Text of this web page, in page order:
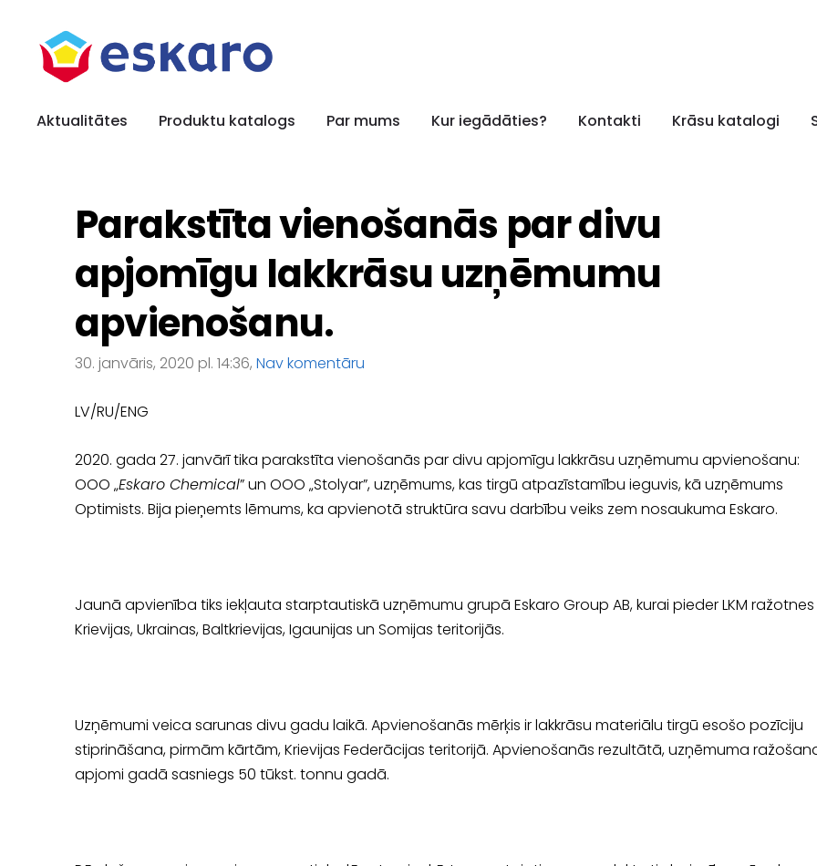
Aktualitātes Produktu katalogs Par mums Kur iegādāties? Kontakti Krāsu katalogi
Parakstīta vienošanās par divu
apjomīgu lakkrāsu uzņēmumu
apvienošanu.
30. janvāris, 2020 pl. 14:36, Nav komentāru
LV/RU/ENG
2020. gada 27. janvārī tika parakstīta vienošanās par divu apjomīgu lakkrāsu uzņēmumu apvienošanu:
OOO „Eskaro Chemical” un OOO „Stolyar”, uzņēmums, kas tirgū atpazīstamību ieguvis, kā uzņēmums
Optimists. Bija pieņemts lēmums, ka apvienotā struktūra savu darbību veiks zem nosaukuma Eskaro.
Jaunā apvienība tiks iekļauta starptautiskā uzņēmumu grupā Eskaro Group AB, kurai pieder LKM ražotnes
Krievijas, Ukrainas, Baltkrievijas, Igaunijas un Somijas teritorijās.
Uzņēmumi veica sarunas divu gadu laikā. Apvienošanās mērķis ir lakkrāsu materiālu tirgū esošo pozīciju
stiprināšana, pirmām kārtām, Krievijas Federācijas teritorijā. Apvienošanās rezultātā, uzņēmuma
apjomi gadā sasniegs 50 tūkst. tonnu gadā.